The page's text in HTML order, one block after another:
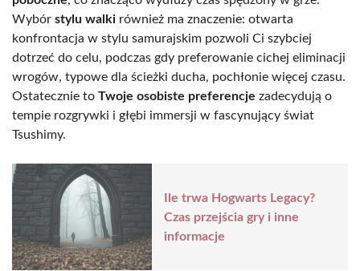
Wybór stylu walki również ma znaczenie: otwarta
konfrontacja w stylu samurajskim pozwoli Ci szybciej
dotrzeć do celu, podczas gdy preferowanie cichej eliminacji
wrogów, typowe dla ścieżki ducha, pochłonie więcej czasu.
Ostatecznie to Twoje osobiste preferencje zadecydują o
tempie rozgrywki i głębi immersji w fascynujący świat
Tsushimy.
Ile trwa Hogwarts Legacy?
Czas przejścia gry i inne
informacje